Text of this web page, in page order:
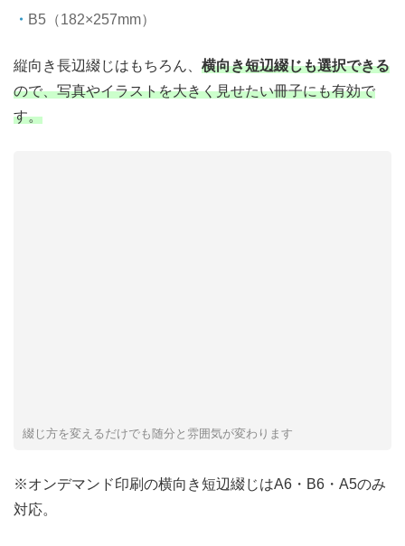
B5（182×257mm）
縦向き長辺綴じはもちろん、 横向き短辺綴じも選択できる
ので、写真やイラストを大きく見せたい冊子にも有効で
す。
綴じ方を変えるだけでも随分と雰囲気が変わります
※オンデマンド印刷の横向き短辺綴じはA6・B6・A5のみ
対応。